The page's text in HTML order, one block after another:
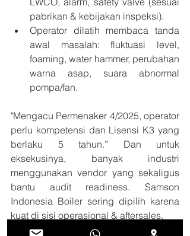
pabrikan & kebijakan inspeksi).
Operator dilatih membaca tanda
awal masalah: fluktuasi level,
foaming, water hammer, perubahan
warna asap, suara abnormal
pompa/fan.
"Mengacu Permenaker 4/2025, operator
perlu kompetensi dan Lisensi K3 yang
berlaku 5 tahun.” Dan untuk
eksekusinya, banyak industri
menggunakan vendor yang sekaligus
bantu audit readiness. Samson
Indonesia Boiler sering dipilih karena
kuat di sisi operasional & aftersales.